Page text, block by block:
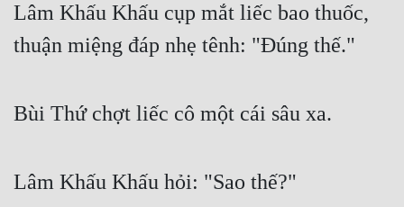
Lâm Khấu Khấu cụp mắt liếc bao thuốc,
thuận miệng đáp nhẹ tênh: "Đúng thế."
Bùi Thứ chợt liếc cô một cái sâu xa.
Lâm Khấu Khấu hỏi: "Sao thế?"